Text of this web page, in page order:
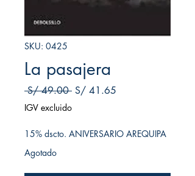
SKU: 0425
La pasajera
S/ 49.00 Precio
S/ 41.65
IGV excluido
15% dscto. ANIVERSARIO AREQUIPA
Agotado